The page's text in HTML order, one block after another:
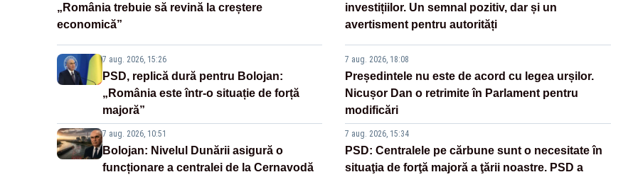
„România trebuie să revină la creștere
economică”
7 aug. 2026, 15:26
PSD, replică dură pentru Bolojan:
„România este într-o situație de forță
majoră”
7 aug. 2026, 10:51
Bolojan: Nivelul Dunării asigură o
funcționare a centralei de la Cernavodă
investițiilor. Un semnal pozitiv, dar și un
avertisment pentru autorități
7 aug. 2026, 18:08
Președintele nu este de acord cu legea urșilor.
Nicușor Dan o retrimite în Parlament pentru
modificări
7 aug. 2026, 15:34
PSD: Centralele pe cărbune sunt o necesitate în
situaţia de forţă majoră a ţării noastre. PSD a